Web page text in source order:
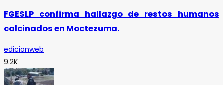
FGESLP confirma hallazgo de restos humanos
calcinados en Moctezuma.
edicionweb
9.2K